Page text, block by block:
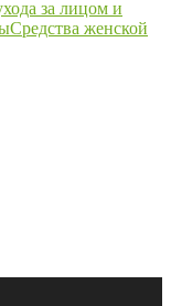
за лицом и
Средства женской